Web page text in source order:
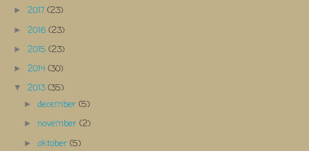
► 2017 (23)
► 2016 (23)
► 2015 (23)
► 2014 (30)
▼ 2013 (35)
►december(5)
►november(2)
►oktober(5)